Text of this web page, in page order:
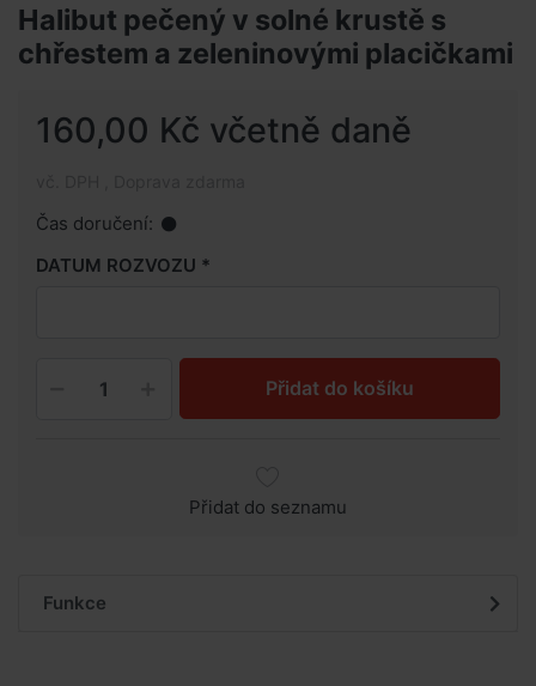
Halibut pečený v solné krustě s
chřestem a zeleninovými placičkami
160,00 Kč včetně daně
Čas doručení:
DATUM ROZVOZU
Přidat do košíku
Přidat do seznamu
Funkce